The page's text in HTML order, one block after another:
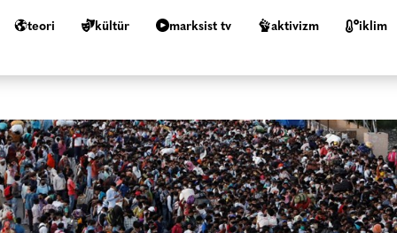
teori kültür marksist tv aktivizm i̇klim